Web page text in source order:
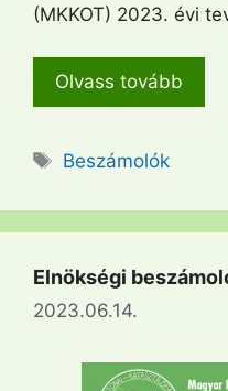
(MKKOT) 2023. évi
Olvass tovább
Címkék
Beszámolók
Elnökségi
2023.06.14.